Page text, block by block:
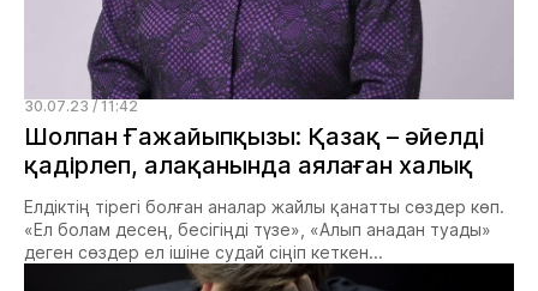
30.07.23 / 11:42
Шолпан Ғажайыпқызы: Қазақ – әйелді
қадірлеп, алақанында аялаған халық
Елдіктің тірегі болған аналар жайлы қанатты сөздер көп.
«Ел болам десең, бесігіңді түзе», «Алып анадан туады»
деген сөздер ел ішіне судай сіңіп кеткен...